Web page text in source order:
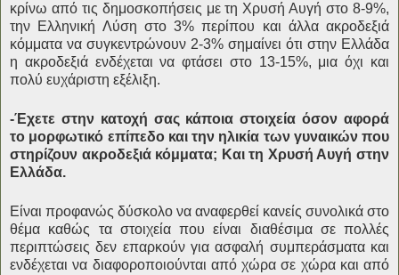
κρίνω από τις δημοσκοπήσεις με τη Χρυσή Αυγή στο 8-9%,
την Ελληνική Λύση στο 3% περίπου και άλλα ακροδεξιά
κόμματα να συγκεντρώνουν 2-3% σημαίνει ότι στην Ελλάδα
η ακροδεξιά ενδέχεται να φτάσει στο 13-15%, μια όχι και
πολύ ευχάριστη εξέλιξη.
-Έχετε στην κατοχή σας κάποια στοιχεία όσον αφορά
το μορφωτικό επίπεδο και την ηλικία των γυναικών που
στηρίζουν ακροδεξιά κόμματα; Και τη Χρυσή Αυγή στην
Ελλάδα.
Είναι προφανώς δύσκολο να αναφερθεί κανείς συνολικά στο
θέμα καθώς τα στοιχεία που είναι διαθέσιμα σε πολλές
περιπτώσεις δεν επαρκούν για ασφαλή συμπεράσματα και
ενδέχεται να διαφοροποιούνται από χώρα σε χώρα και από